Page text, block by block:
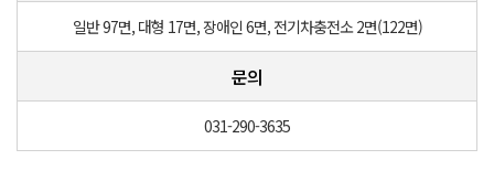
일반 97면, 대형 17면, 장애인 6면, 전기차충전소 2면(122면)
문의
031-290-3635